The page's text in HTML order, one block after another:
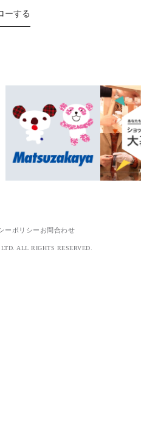
ーする
ーポリシー お問合わせ
ALL RIGHTS RESERVED.